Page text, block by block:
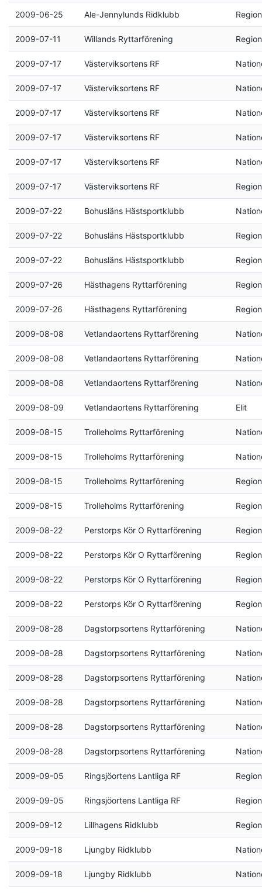
2009-06-25 Ale-Jennylunds Ridklubb
2009-07-11 Willands Ryttarförening
2009-07-17 Västerviksortens RF
2009-07-17 Västerviksortens RF
2009-07-17 Västerviksortens RF
2009-07-17 Västerviksortens RF
2009-07-17 Västerviksortens RF
2009-07-17 Västerviksortens RF
2009-07-22 Bohusläns Hästsportklubb
2009-07-22 Bohusläns Hästsportklubb
2009-07-22 Bohusläns Hästsportklubb
2009-07-26 Hästhagens Ryttarförening
2009-07-26 Hästhagens Ryttarförening
2009-08-08 Vetlandaortens Ryttarförening
2009-08-08 Vetlandaortens Ryttarförening
2009-08-08 Vetlandaortens Ryttarförening
2009-08-09 Vetlandaortens Ryttarförening Elit
2009-08-15 Trolleholms Ryttarförening
2009-08-15 Trolleholms Ryttarförening
2009-08-15 Trolleholms Ryttarförening
2009-08-15 Trolleholms Ryttarförening
2009-08-22 Perstorps Kör O Ryttarförening
2009-08-22 Perstorps Kör O Ryttarförening
2009-08-22 Perstorps Kör O Ryttarförening
2009-08-22 Perstorps Kör O Ryttarförening
2009-08-28 Dagstorpsortens Ryttarförening
2009-08-28 Dagstorpsortens Ryttarförening
2009-08-28 Dagstorpsortens Ryttarförening
2009-08-28 Dagstorpsortens Ryttarförening
2009-08-28 Dagstorpsortens Ryttarförening
2009-08-28 Dagstorpsortens Ryttarförening
2009-09-05 Ringsjöortens Lantliga RF
2009-09-05 Ringsjöortens Lantliga RF
2009-09-12 Lillhagens Ridklubb
2009-09-18 Ljungby Ridklubb
2009-09-18 Ljungby Ridklubb